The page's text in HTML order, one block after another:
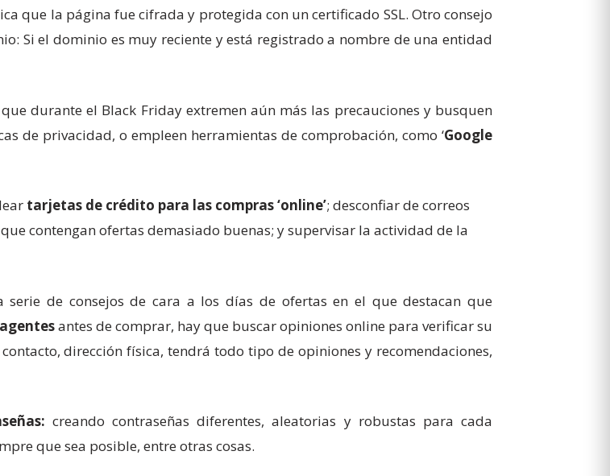
que la página fue cifrada y protegida con un certificado SSL. Otro consejo
Si el dominio es muy reciente y está registrado a nombre de una entidad
durante el Black Friday extremen aún más las precauciones y busquen
de privacidad, o empleen herramientas de comprobación, como ‘Google
tarjetas de crédito para las compras ‘online’; desconfiar de correos
contengan ofertas demasiado buenas; y supervisar la actividad de la
de consejos de cara a los días de ofertas en el que destacan que
antes de comprar, hay que buscar opiniones online para verificar su
dirección física, tendrá todo tipo de opiniones y recomendaciones,
creando contraseñas diferentes, aleatorias y robustas para cada
que sea posible, entre otras cosas.